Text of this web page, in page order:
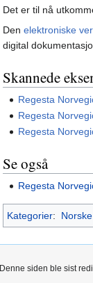
Det er til nå
Den elektroniske
digital
Skannede
Regesta
Regesta
Regesta
Se også
Regesta
Kategorier:
Denne siden ble sist